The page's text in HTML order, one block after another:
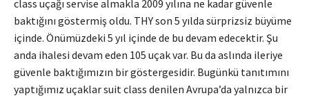
class uçağı servise almakla 2009 yılına ne kadar güvenle
baktığını göstermiş oldu. THY son 5 yılda sürprizsiz büyüme
içinde. Önümüzdeki 5 yıl içinde de bu devam edecektir. Şu
anda ihalesi devam eden 105 uçak var. Bu da aslında ileriye
güvenle baktığımızın bir göstergesidir. Bugünkü tanıtımını
yaptığımız uçaklar suit class denilen Avrupa’da yalnızca bir